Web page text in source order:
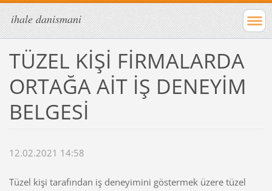
ihale danismani
TÜZEL KİŞİ FİRMALARDA
ORTAĞA AİT İŞ DENEYİM
BELGESİ
12.02.2021 14:58
Tüzel kişi tarafından iş deneyimini göstermek üzere tüzel